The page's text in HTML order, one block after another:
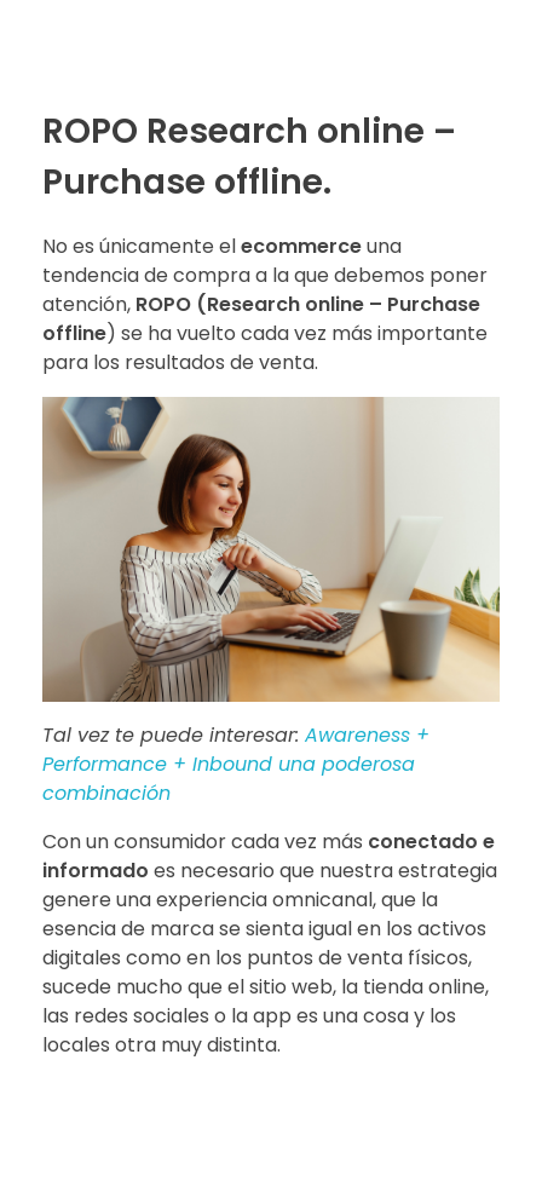
ROPO Research online –
Purchase offline.
No es únicamente elecommerceuna
tendencia de compra a la que debemos poner
atención, ROPO (Research online – Purchase
offline) se ha vuelto cada vez más importante
para los resultados de venta.
Tal vez te puede interesar: Awareness +
Performance + Inbound una poderosa
combinación
Con un consumidor cada vez más conectado e
informado es necesario que nuestra estrategia
genere una experiencia omnicanal, que la
esencia de marca se sienta igual en los activos
digitales como en los puntos de venta físicos,
sucede mucho que el sitio web, la tienda online,
las redes sociales o la app es una cosa y los
locales otra muy distinta.